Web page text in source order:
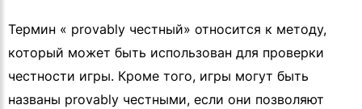
Термин « provably честный» относится к методу,
который может быть использован для проверки
честности игры. Кроме того, игры могут быть
названы provably честными, если они позволяют